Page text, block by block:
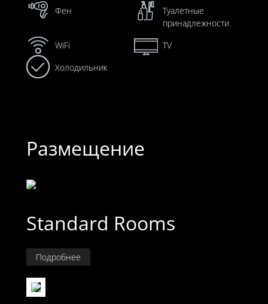
Фен
Туалетные
принадлежности
WiFi
TV
Холодильник
Размещение
Standard Rooms
Подробнее